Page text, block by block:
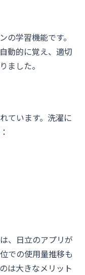
の学習機能です。
動的に覚え、適切
ました。
ています。洗濯に
、日立のアプリが
での使用量推移も
は大きなメリット